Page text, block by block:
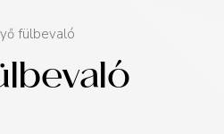
fülbevaló